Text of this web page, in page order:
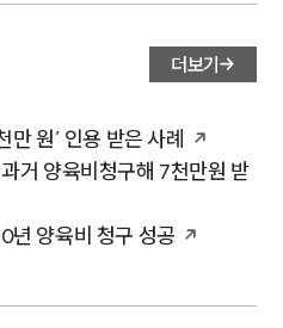
더보기
만 원’ 인용 받은 사례
거 양육비청구해 7천만원 받
년 양육비 청구 성공